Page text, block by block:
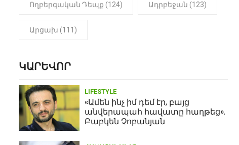
Ողբերգական Դեպք (124) Ադրբեջան (123)
Արցախ (111)
ԿԱՐԵՎՈՐ
LIFESTYLE
«Ամեն ինչ իմ դեմ էր, բայց
անվերապահ հավատը հաղթեց».
Բաբկեն Չոբանյան